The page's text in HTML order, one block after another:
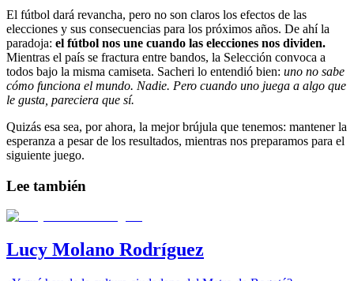
El fútbol dará revancha, pero no son claros los efectos de las
elecciones y sus consecuencias para los próximos años. De ahí la
paradoja: el fútbol nos une cuando las elecciones nos dividen.
Mientras el país se fractura entre bandos, la Selección convoca a
todos bajo la misma camiseta. Sacheri lo entendió bien: uno no sabe
cómo funciona el mundo. Nadie. Pero cuando uno juega a algo que
le gusta, pareciera que sí.
Quizás esa sea, por ahora, la mejor brújula que tenemos: mantener la
esperanza a pesar de los resultados, mientras nos preparamos para el
siguiente juego.
Lee también
Lucy Molano Rodríguez